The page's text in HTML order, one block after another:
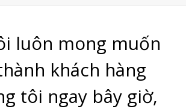
luôn mong muốn
khách hàng
tôi ngay bây giờ,